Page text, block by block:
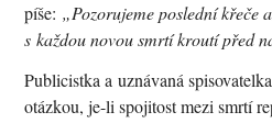
píše: „Pozorujeme poslední křeče
s každou novou smrtí kroutí před
Publicistka a uznávaná
otázkou, je-li spojitost mezi smrtí